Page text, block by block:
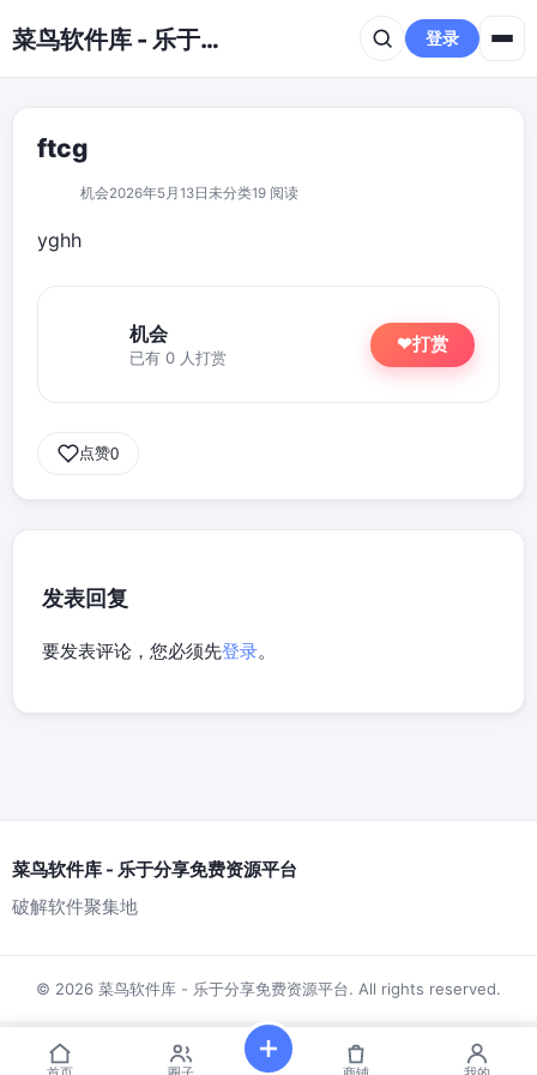
菜鸟软件库 - 乐于分享免费资源平台 登录
ftcg
机会2026年5月13日 未分类19 阅读
yghh
机会
已有 0 人打赏
❤打赏
点赞0
发表回复
要发表评论，您必须先登录。
菜鸟软件库 - 乐于分享免费资源平台
破解软件聚集地
© 2026 菜鸟软件库 - 乐于分享免费资源平台. All rights reserved.